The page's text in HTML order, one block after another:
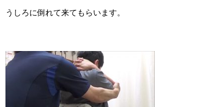
うしろに倒れて来てもらいます。